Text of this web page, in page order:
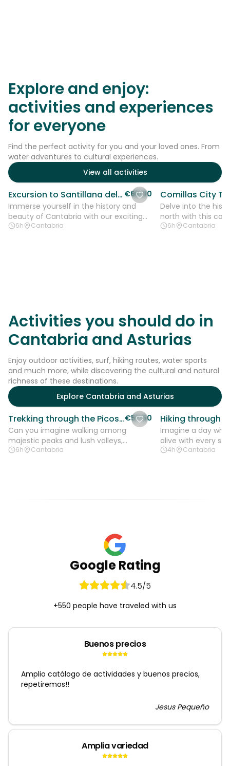
Explore and enjoy:
activities and experiences
for everyone
Find the perfect activity for you and your loved ones. From
water adventures to cultural experiences.
View all activities
Excursion to Santillana del Mar and Altamira Museum from Santander €69.00
Immerse yourself in the history and
beauty of Cantabria with our exciting
excursion to the idyllic village of...
6h Cantabria
Delve into the
north with this
City Tour, one of
6h Cantabria
Activities you should do in
Cantabria and Asturias
Enjoy outdoor activities, surf, hiking routes, water sports
and much more, while discovering the cultural and natural
richness of these destinations.
Explore Cantabria and Asturias
Trekking through the Picos de Europa: Adventure and Culture among the Mountains€57.50
Can you imagine walking among
majestic peaks and lush valleys,
surrounded by breathtaking nature and
6h Cantabria
Imagine a day
alive with every
the fresh air of
4h Cantabria
Google Rating
4.5/5
+550 people have traveled with us
Buenos precios
Amplio catálogo de actividades y buenos precios,
repetiremos!!
Jesus Pequeño
Amplia variedad